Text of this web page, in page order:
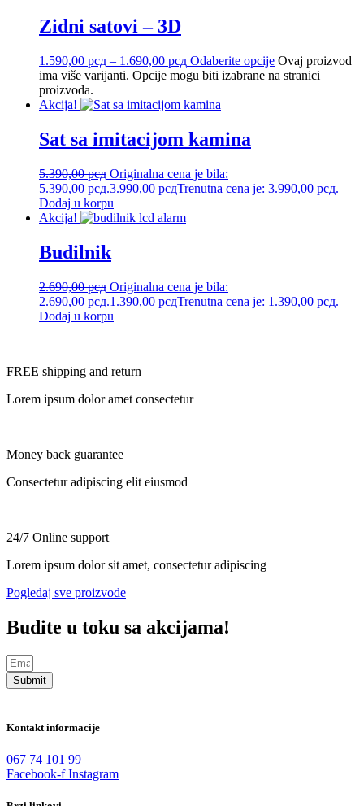
Zidni satovi – 3D
1.590,00 рсд – 1.690,00 рсд Odaberite opcije Ovaj proizvod
ima više varijanti. Opcije mogu biti izabrane na stranici
proizvoda.
Akcija!
Sat sa imitacijom kamina
5.390,00рсд Originalna cena je bila:
5.390,00 рсд.3.990,00 рсдTrenutna cena je: 3.990,00 рсд.
Dodaj u korpu
Akcija!
Budilnik
2.690,00рсд Originalna cena je bila:
2.690,00 рсд.1.390,00 рсдTrenutna cena je: 1.390,00 рсд.
Dodaj u korpu
FREE shipping and return
Lorem ipsum dolor amet consectetur
Money back guarantee
Consectetur adipiscing elit eiusmod
24/7 Online support
Lorem ipsum dolor sit amet, consectetur adipiscing
Pogledaj sve proizvode
Budite u toku sa akcijama!
Submit
Kontakt informacije
067 74 101 99
Facebook-f Instagram